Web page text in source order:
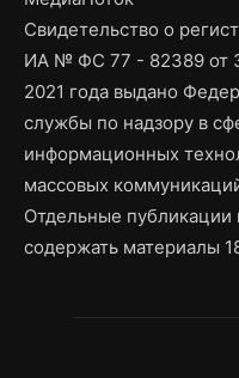
Свидетельство о
ИА № ФС 77 - 82389 от
2021 года выдано
службы по надзору в
информационных
массовых
Отдельные публикации
содержать материалы